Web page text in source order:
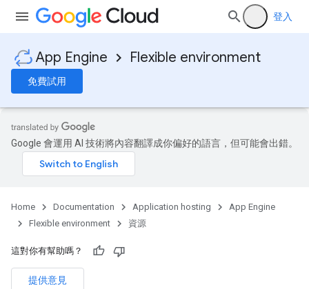
登入
App Engine Flexible environment
免費試用
Google 會運用 AI 技術將內容翻譯成你偏好的語言，但可能會出錯。
Home Documentation Application hosting
App Engine
Flexible environment
資源
這對你有幫助嗎？
提供意見